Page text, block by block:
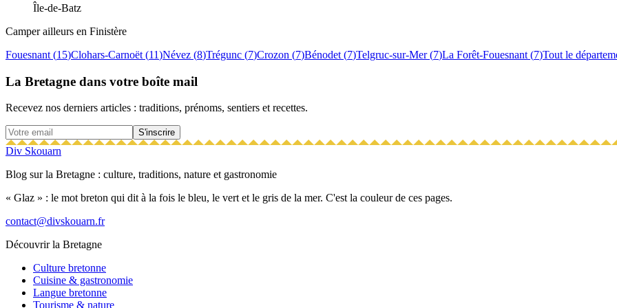
Île-de-Batz
Camper ailleurs en Finistère
Fouesnant (15)Clohars-Carnoët (11)Névez (8)Trégunc (7)Crozon (7)Bénodet (7)Telgruc-sur-Mer(7)La Forêt-Fouesnant (7)Tout le
La Bretagne dans votre boîte mail
Recevez nos derniers articles : traditions, prénoms, sentiers et recettes.
S'inscrire
Div Skouarn
Blog sur la Bretagne : culture, traditions, nature et gastronomie
« Glaz » : le mot breton qui dit à la fois le bleu, le vert et le gris de la mer. C'est la couleur de ces pages.
contact@divskouarn.fr
Découvrir la Bretagne
Culture bretonne
Cuisine & gastronomie
Langue bretonne
Tourisme & nature